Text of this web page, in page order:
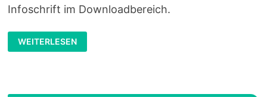
Infoschrift im Downloadbereich.
INFOTAG
2015
WEITERLESEN